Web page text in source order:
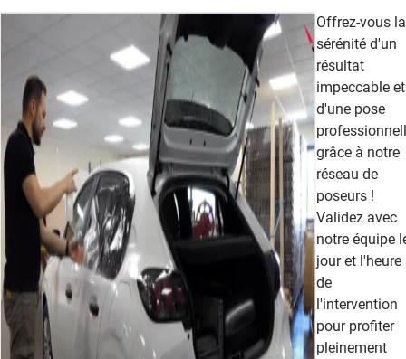
Offrez-vous la
sérénité d'un
résultat
impeccable et
d'une pose
grâce à notre
réseau de
poseurs !
Validez avec
notre équipe
jour et l'heure
de
l'intervention
pour profiter
pleinement